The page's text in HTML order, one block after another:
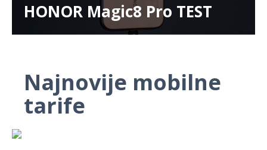
HONOR Magic8 Pro TEST
Najnovije mobilne
tarife